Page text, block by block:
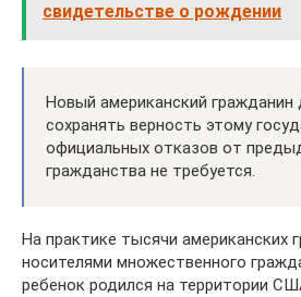
свидетельстве о рождении
Новый американский
сохранять верность этому
официальных отказов от
гражданства не требуется.
На практике тысячи американских
носителями множественного
ребенок родился на территории